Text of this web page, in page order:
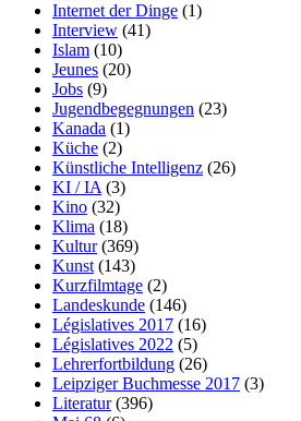
Internet der Dinge (1)
Interview (41)
Islam (10)
Jeunes (20)
Jobs (9)
Jugendbegegnungen (23)
Kanada (1)
Küche (2)
Künstliche Intelligenz (26)
KI / IA(3)
Kino (32)
Klima (18)
Kultur(369)
Kunst(143)
Kurzfilmtage (2)
Landeskunde (146)
Législatives 2017 (16)
Législatives 2022 (5)
Lehrerfortbildung (26)
Leipziger Buchmesse 2017 (3)
Literatur(396)